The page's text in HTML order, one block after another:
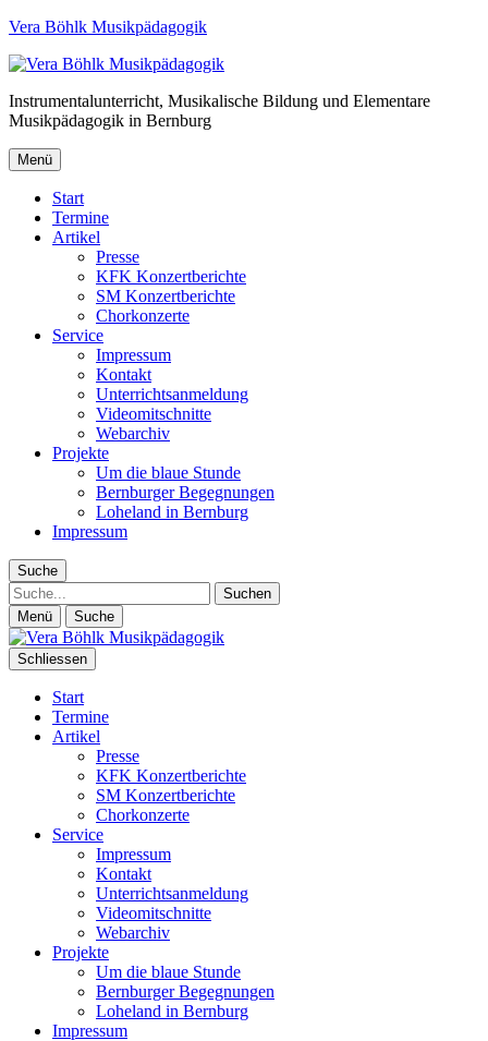
Vera Böhlk Musikpädagogik
Instrumentalunterricht, Musikalische Bildung und Elementare
Musikpädagogik in Bernburg
Menü
Start
Termine
Artikel
Presse
KFK Konzertberichte
SM Konzertberichte
Chorkonzerte
Service
Impressum
Kontakt
Unterrichtsanmeldung
Videomitschnitte
Webarchiv
Projekte
Um die blaue Stunde
Bernburger Begegnungen
Loheland in Bernburg
Impressum
Suche
Suche
Menü Suche
Schliessen
Start
Termine
Artikel
Presse
KFK Konzertberichte
SM Konzertberichte
Chorkonzerte
Service
Impressum
Kontakt
Unterrichtsanmeldung
Videomitschnitte
Webarchiv
Projekte
Um die blaue Stunde
Bernburger Begegnungen
Loheland in Bernburg
Impressum